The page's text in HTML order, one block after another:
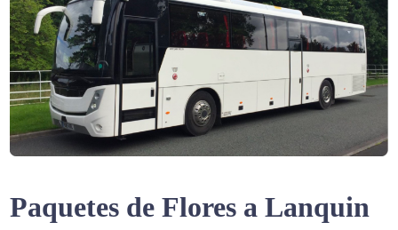
Paquetes de Flores a Lanquin